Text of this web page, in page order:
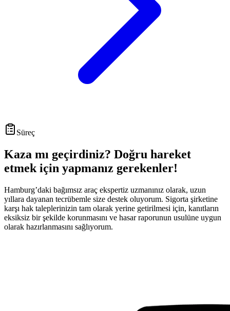
Süreç
Kaza mı geçirdiniz? Doğru hareket
etmek için yapmanız gerekenler!
Hamburg’daki bağımsız araç ekspertiz uzmanınız olarak, uzun
yıllara dayanan tecrübemle size destek oluyorum. Sigorta şirketine
karşı hak taleplerinizin tam olarak yerine getirilmesi için, kanıtların
eksiksiz bir şekilde korunmasını ve hasar raporunun usulüne uygun
olarak hazırlanmasını sağlıyorum.